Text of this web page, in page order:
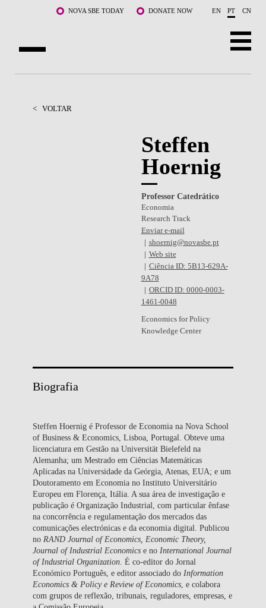
Saltar para o conteúdo principalNOVA SBE TODAY DONATE NOW EN PT CN
CURSOS
< VOLTAR
Steffen
Hoernig
Professor Catedrático
Economia
Research Track
Enviar e-mail
shoernig@novasbe.pt
Web site
Ciência ID: 5B13-629A-
9A78
ORCID ID: 0000-0003-
1461-0048
Economics for Policy
Knowledge Center
Biografia
Steffen Hoernig é Professor de Economia na Nova School
of Business & Economics, Lisboa, Portugal. Obteve uma
licenciatura em Gestão na Universität Bielefeld na
Alemanha; um Mestrado em Ciências Matemáticas
Aplicadas na Universidade da Geórgia, Atenas, EUA; e um
Doutoramento em Economia no Instituto Universitário
Europeu em Florença, Itália. A sua área de investigação e
publicação é Organização Industrial, com particular ênfase
na concorrência e regulamentação dos mercados das
comunicações electrónicas e da economia digital. Publicou
no RAND Journal of Economics, Economic Theory,
Journal of Industrial Economicse no International Journal
of Industrial Organization. É co-editor do Jornal
Económico Português, e editor associado do Information
Economics & Policy e Review of Economics, e colabora
com grupos de reflexão, tribunais, reguladores, empresas, e